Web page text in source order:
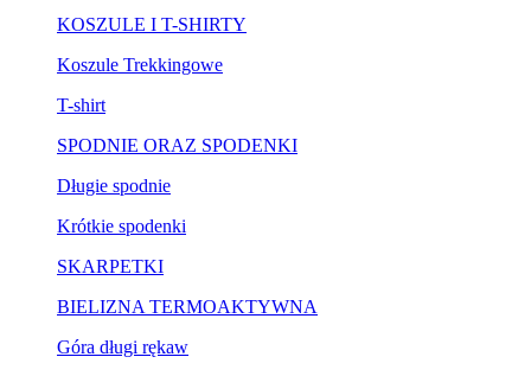
KOSZULE I T-SHIRTY
Koszule Trekkingowe
T-shirt
SPODNIE ORAZ SPODENKI
Długie spodnie
Krótkie spodenki
SKARPETKI
BIELIZNA TERMOAKTYWNA
Góra długi rękaw